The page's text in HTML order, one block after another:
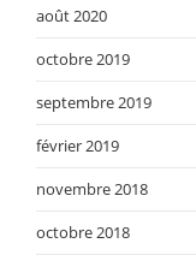
août 2020
octobre 2019
septembre 2019
février 2019
novembre 2018
octobre 2018